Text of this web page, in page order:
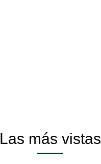
Las más vistas